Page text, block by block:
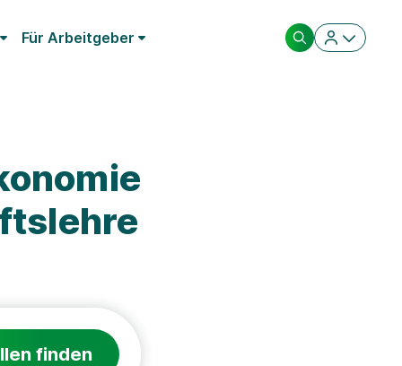
Für Arbeitgeber
finden